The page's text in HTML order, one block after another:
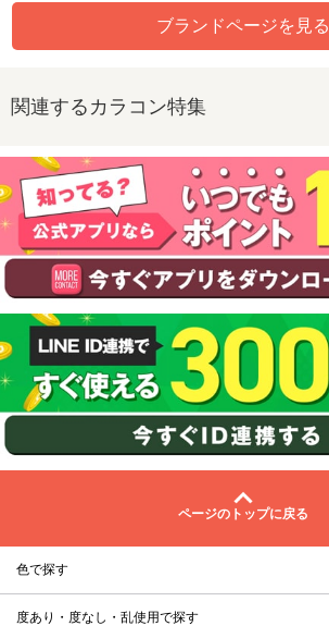
ブランドページを見る
関連するカラコン特集
ページのトップに戻る
色で探す
度あり・度なし・乱使用で探す